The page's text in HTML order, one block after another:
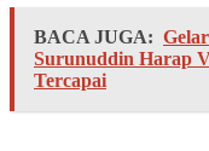
BACA JUGA:
Surunuddin Harap
Tercapai